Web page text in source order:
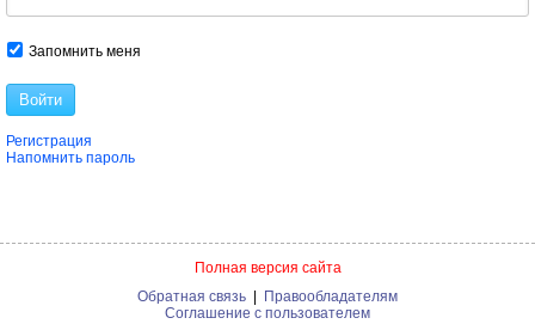
Запомнить меня
Войти
Регистрация
Напомнить пароль
Полная версия сайта
Обратная связь
Правообладателям
Соглашение с пользователем